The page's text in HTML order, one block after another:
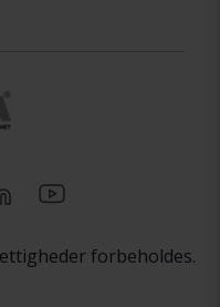
forbeholdes.